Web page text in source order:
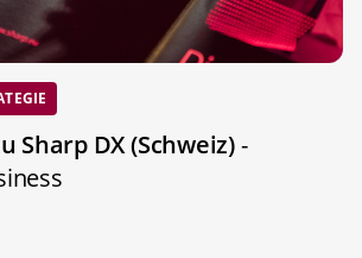
Sharp DX (Schweiz)-